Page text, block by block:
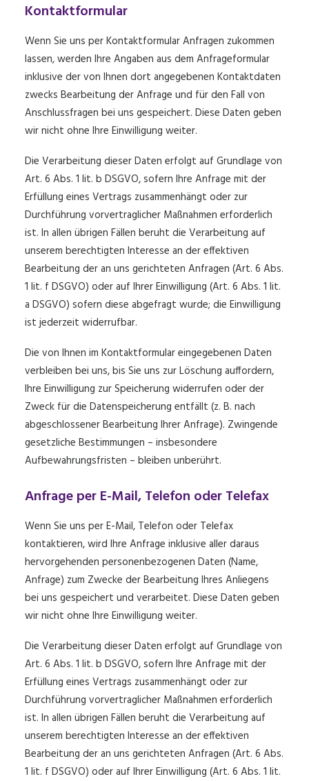
Kontaktformular
Wenn Sie uns per Kontaktformular Anfragen zukommen
lassen, werden Ihre Angaben aus dem Anfrageformular
inklusive der von Ihnen dort angegebenen Kontaktdaten
zwecks Bearbeitung der Anfrage und für den Fall von
Anschlussfragen bei uns gespeichert. Diese Daten geben
wir nicht ohne Ihre Einwilligung weiter.
Die Verarbeitung dieser Daten erfolgt auf Grundlage von
Art. 6 Abs. 1 lit. b DSGVO, sofern Ihre Anfrage mit der
Erfüllung eines Vertrags zusammenhängt oder zur
Durchführung vorvertraglicher Maßnahmen erforderlich
ist. In allen übrigen Fällen beruht die Verarbeitung auf
unserem berechtigten Interesse an der effektiven
Bearbeitung der an uns gerichteten Anfragen (Art. 6 Abs.
1 lit. f DSGVO) oder auf Ihrer Einwilligung (Art. 6 Abs. 1 lit.
a DSGVO) sofern diese abgefragt wurde; die Einwilligung
ist jederzeit widerrufbar.
Die von Ihnen im Kontaktformular eingegebenen Daten
verbleiben bei uns, bis Sie uns zur Löschung auffordern,
Ihre Einwilligung zur Speicherung widerrufen oder der
Zweck für die Datenspeicherung entfällt (z. B. nach
abgeschlossener Bearbeitung Ihrer Anfrage). Zwingende
gesetzliche Bestimmungen – insbesondere
Aufbewahrungsfristen – bleiben unberührt.
Anfrage per E-Mail, Telefon oder Telefax
Wenn Sie uns per E-Mail, Telefon oder Telefax
kontaktieren, wird Ihre Anfrage inklusive aller daraus
hervorgehenden personenbezogenen Daten (Name,
Anfrage) zum Zwecke der Bearbeitung Ihres Anliegens
bei uns gespeichert und verarbeitet. Diese Daten geben
wir nicht ohne Ihre Einwilligung weiter.
Die Verarbeitung dieser Daten erfolgt auf Grundlage von
Art. 6 Abs. 1 lit. b DSGVO, sofern Ihre Anfrage mit der
Erfüllung eines Vertrags zusammenhängt oder zur
Durchführung vorvertraglicher Maßnahmen erforderlich
ist. In allen übrigen Fällen beruht die Verarbeitung auf
unserem berechtigten Interesse an der effektiven
Bearbeitung der an uns gerichteten Anfragen (Art. 6 Abs.
1 lit. f DSGVO) oder auf Ihrer Einwilligung (Art. 6 Abs. 1 lit.